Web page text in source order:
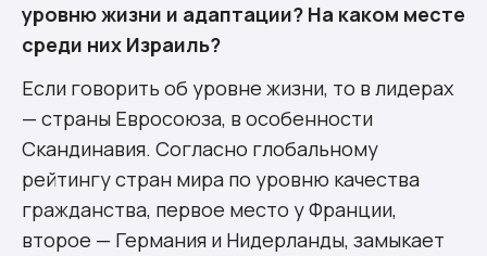
уровню жизни и адаптации? На каком месте
среди них Израиль?
Если говорить об уровне жизни, то в лидерах
— страны Евросоюза, в особенности
Скандинавия. Согласно глобальному
рейтингу стран мира по уровню качества
гражданства, первое место у Франции,
второе — Германия и Нидерланды, замыкает